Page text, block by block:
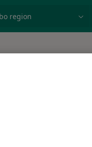
region